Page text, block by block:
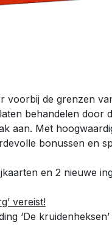
voorbij de grenzen
behandelen door
aan. Met
bonussen en
en 2 nieuwe
vereist!
‘De kruidenheksen’